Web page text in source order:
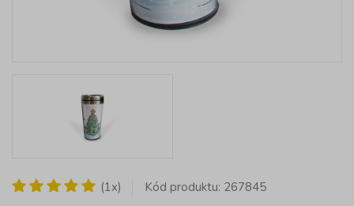
(1x) Kód produktu: 267845